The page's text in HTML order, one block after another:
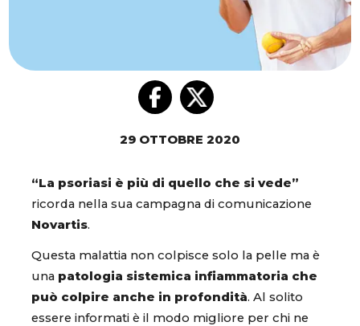
29 OTTOBRE 2020
“La psoriasi è più di quello che si vede”
ricorda nella sua campagna di comunicazione
Novartis.
Questa malattia non colpisce solo la pelle ma è
una patologia sistemica infiammatoria che
può colpire anche in profondità. Al solito
essere informati è il modo migliore per chi ne